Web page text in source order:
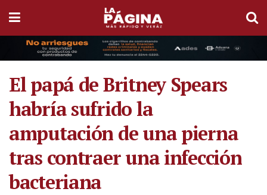
El papá de Britney Spears
habría sufrido la
amputación de una pierna
tras contraer una infección
bacteriana